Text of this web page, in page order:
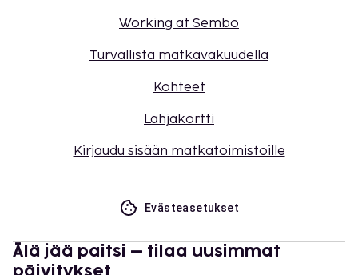
Working at Sembo
Turvallista matkavakuudella
Kohteet
Lahjakortti
Kirjaudu sisään matkatoimistoille
Evästeasetukset
Älä jää paitsi – tilaa uusimmat
päivitykset